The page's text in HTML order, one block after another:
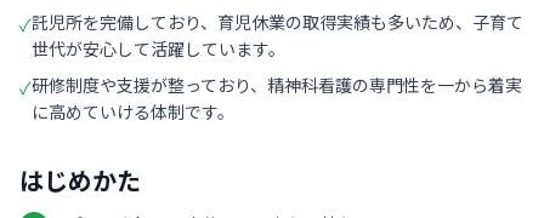
✓託児所を完備しており、育児休業の取得実績も多いため、子育て
世代が安心して活躍しています。
✓研修制度や支援が整っており、精神科看護の専門性を一から着実
に高めていける体制です。
はじめかた